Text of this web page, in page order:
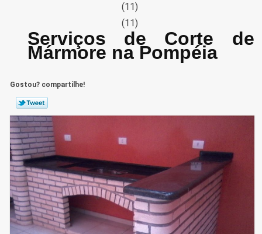
(11)
(11)
Serviços de Corte de
Mármore na Pompéia
Gostou? compartilhe!